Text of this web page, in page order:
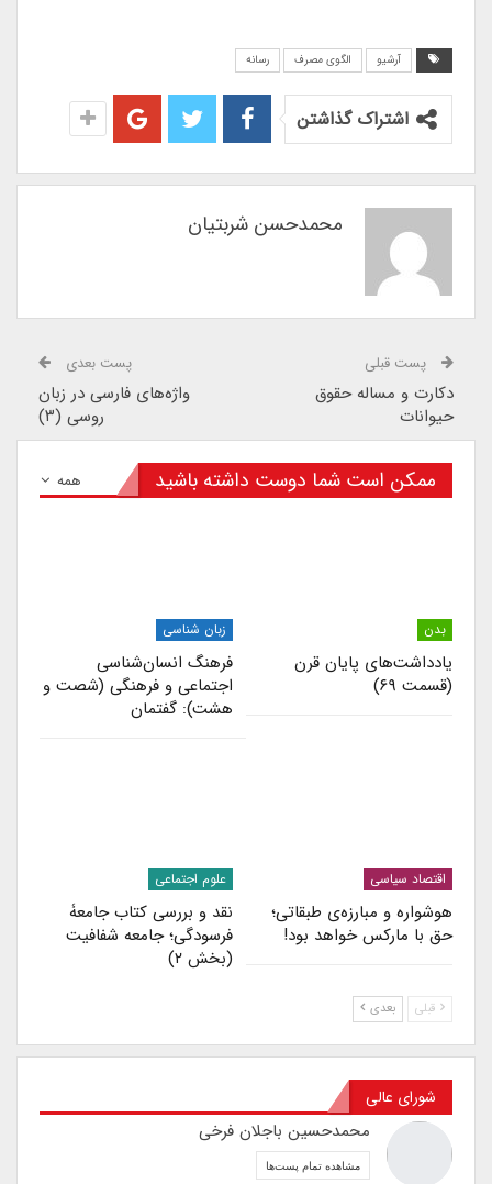
آرشیو الگوی مصرف رسانه
اشتراک گذاشتن
محمدحسن شربتیان
پست قبلی
دکارت و مساله حقوق
حیوانات
پست بعدی
واژه‌های فارسی در زبان
روسی (۳)
همه ممکن است شما دوست داشته باشید
بدن
یادداشت‌های پایان قرن
(قسمت ۶۹)
زبان شناسی
فرهنگ انسان‌شناسی
اجتماعی و فرهنگی (شصت و
هشت): گفتمان
اقتصاد سیاسی
هوشواره و مبارزه‌ی طبقاتی؛
حق با مارکس خواهد بود!
علوم اجتماعی
نقد و بررسی کتاب جامعۀ
فرسودگی؛ جامعه شفافیت
(بخش ۲)
قبلی بعدی
شورای عالی
محمدحسین باجلان فرخی
مشاهده تمام پست‌ها